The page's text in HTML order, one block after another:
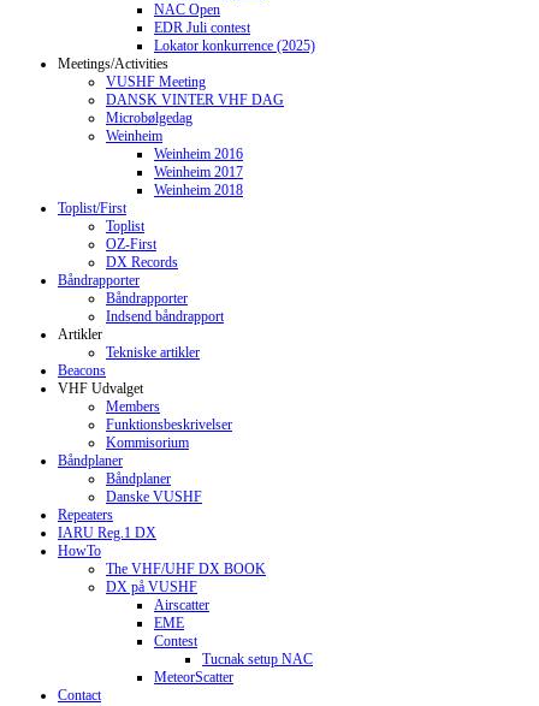
NAC Open
EDR Juli contest
Lokator konkurrence (2025)
Meetings/Activities
VUSHF Meeting
DANSK VINTER VHF DAG
Microbølgedag
Weinheim
Weinheim 2016
Weinheim 2017
Weinheim 2018
Toplist/First
Toplist
OZ-First
DX Records
Båndrapporter
Båndrapporter
Indsend båndrapport
Artikler
Tekniske artikler
Beacons
VHF Udvalget
Members
Funktionsbeskrivelser
Kommisorium
Båndplaner
Båndplaner
Danske VUSHF
Repeaters
IARU Reg.1 DX
HowTo
The VHF/UHF DX BOOK
DX på VUSHF
Airscatter
EME
Contest
Tucnak setup NAC
MeteorScatter
Contact